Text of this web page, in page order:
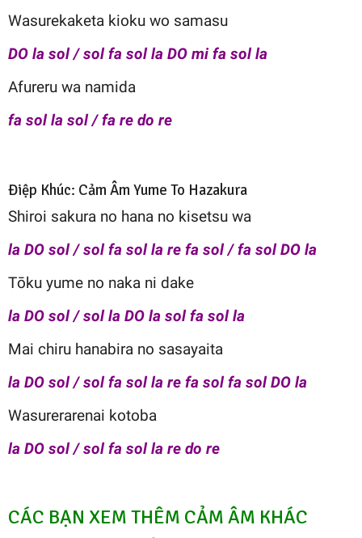
Wasurekaketa kioku wo samasu
DO la sol / sol fa sol la DO mi fa sol la
Afureru wa namida
fa sol la sol / fa re do re
Điệp Khúc: Cảm Âm Yume To Hazakura
Shiroi sakura no hana no kisetsu wa
la DO sol / sol fa sol la re fa sol / fa sol DO la
Tōku yume no naka ni dake
la DO sol / sol la DO la sol fa sol la
Mai chiru hanabira no sasayaita
la DO sol / sol fa sol la re fa sol fa sol DO la
Wasurerarenai kotoba
la DO sol / sol fa sol la re do re
CÁC BẠN XEM THÊM CẢM ÂM KHÁC